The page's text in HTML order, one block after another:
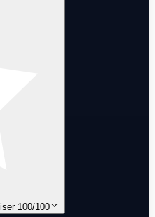
100/100